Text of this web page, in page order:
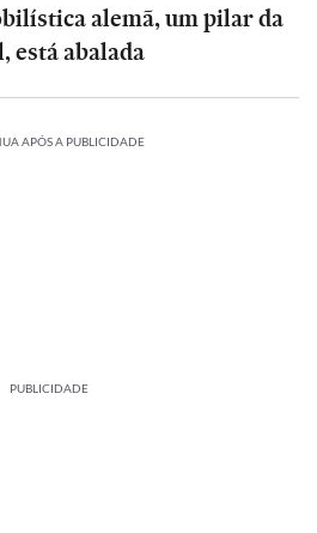
alemã, um pilar da
está abalada
APÓS A PUBLICIDADE
PUBLICIDADE